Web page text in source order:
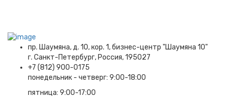
пр. Шаумяна, д. 10, кор. 1, бизнес-центр "Шаумяна 10"
г. Санкт-Петербург, Россия, 195027
+7 (812) 900-0175
понедельник - четверг: 9:00-18:00
пятница: 9:00-17:00